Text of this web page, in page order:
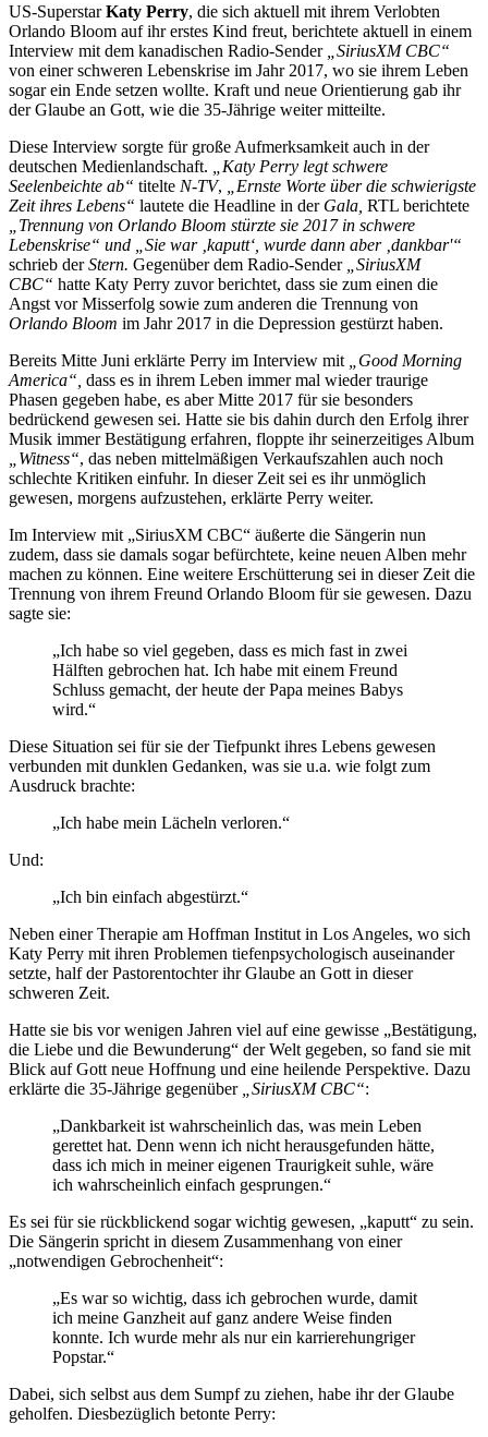
US-SuperstarKaty Perry, die sich aktuell mit ihrem Verlobten
Orlando Bloom auf ihr erstes Kind freut, berichtete aktuell in einem
Interview mit dem kanadischen Radio-Sender„SiriusXM CBC“
von einer schweren Lebenskrise im Jahr 2017, wo sie ihrem Leben
sogar ein Ende setzen wollte. Kraft und neue Orientierung gab ihr
der Glaube an Gott, wie die 35-Jährige weiter mitteilte.
Diese Interview sorgte für große Aufmerksamkeit auch in der
deutschen Medienlandschaft.
„Katy Perry legt schwere
Seelenbeichte ab“ titelte N-TV,
„Ernste Worte über die schwierigste
Zeit ihres Lebens“ lautete die Headline in der Gala, RTL berichtete
Trennung von Orlando Bloom stürzte sie 2017 in schwere
Lebenskrise“ und
„Sie war ‚kaputt‘, wurde dann aber ‚dankbar'“
schrieb derStern. Gegenüber dem Radio-Sender
„SiriusXM
CBC“ hatte Katy Perry zuvor berichtet, dass sie zum einen die
Angst vor Misserfolg sowie zum anderen die Trennung von
Orlando Bloom im Jahr 2017 in die Depression gestürzt haben.
Bereits Mitte Juni erklärte Perry im Interview mit
„Good Morning
America“, dass es in ihrem Leben immer mal wieder traurige
Phasen gegeben habe, es aber Mitte 2017 für sie besonders
bedrückend gewesen sei. Hatte sie bis dahin durch den Erfolg ihrer
Musik immer Bestätigung erfahren, floppte ihr seinerzeitiges Album
„Witness“, das neben mittelmäßigen Verkaufszahlen auch noch
schlechte Kritiken einfuhr. In dieser Zeit sei es ihr unmöglich
gewesen, morgens aufzustehen, erklärte Perry weiter.
Im Interview mit „SiriusXM CBC“ äußerte die Sängerin nun
zudem, dass sie damals sogar befürchtete, keine neuen Alben mehr
machen zu können. Eine weitere Erschütterung sei in dieser Zeit die
Trennung von ihrem Freund Orlando Bloom für sie gewesen. Dazu
sagte sie:
„Ich habe so viel gegeben, dass es mich fast in zwei
Hälften gebrochen hat. Ich habe mit einem Freund
Schluss gemacht, der heute der Papa meines Babys
wird.“
Diese Situation sei für sie der Tiefpunkt ihres Lebens gewesen
verbunden mit dunklen Gedanken, was sie u.a. wie folgt zum
Ausdruck brachte:
„Ich habe mein Lächeln verloren.“
Und:
„Ich bin einfach abgestürzt.“
Neben einer Therapie am Hoffman Institut in Los Angeles, wo sich
Katy Perry mit ihren Problemen tiefenpsychologisch auseinander
setzte, half der Pastorentochter ihr Glaube an Gott in dieser
schweren Zeit.
Hatte sie bis vor wenigen Jahren viel auf eine gewisse „Bestätigung,
die Liebe und die Bewunderung“ der Welt gegeben, so fand sie mit
Blick auf Gott neue Hoffnung und eine heilende Perspektive. Dazu
erklärte die 35-Jährige gegenüber
„SiriusXM CBC“:
„Dankbarkeit ist wahrscheinlich das, was mein Leben
gerettet hat. Denn wenn ich nicht herausgefunden hätte,
dass ich mich in meiner eigenen Traurigkeit suhle, wäre
ich wahrscheinlich einfach gesprungen.“
Es sei für sie rückblickend sogar wichtig gewesen, „kaputt“ zu sein.
Die Sängerin spricht in diesem Zusammenhang von einer
„notwendigen Gebrochenheit“:
„Es war so wichtig, dass ich gebrochen wurde, damit
ich meine Ganzheit auf ganz andere Weise finden
konnte. Ich wurde mehr als nur ein karrierehungriger
Popstar.“
Dabei, sich selbst aus dem Sumpf zu ziehen, habe ihr der Glaube
geholfen. Diesbezüglich betonte Perry: